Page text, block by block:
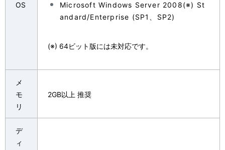
OS
Microsoft Windows Server 2008(※) St
andard/Enterprise (SP1、SP2)
(※) 64ビット版には未対応です。
メ
モ
リ
2GB以上 推奨
デ
ィ